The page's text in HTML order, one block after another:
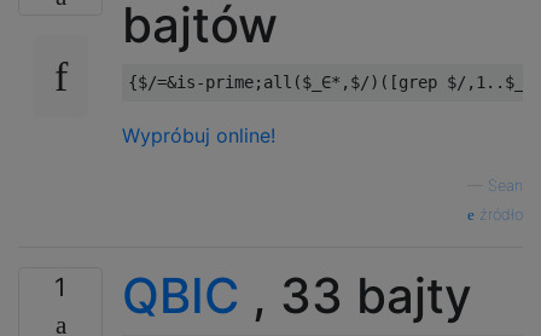
bajtów
Wypróbuj online!
Sean
źródło
1 QBIC , 33 bajty